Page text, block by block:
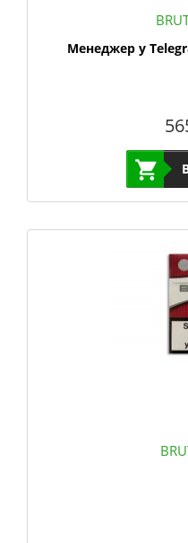
Менеджер у